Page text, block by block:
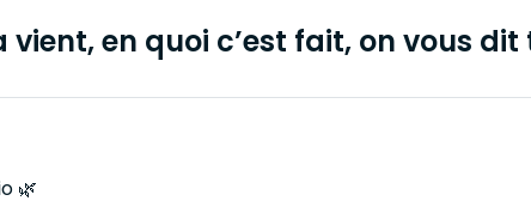
vient, en quoi c’est fait, on vous
🌿